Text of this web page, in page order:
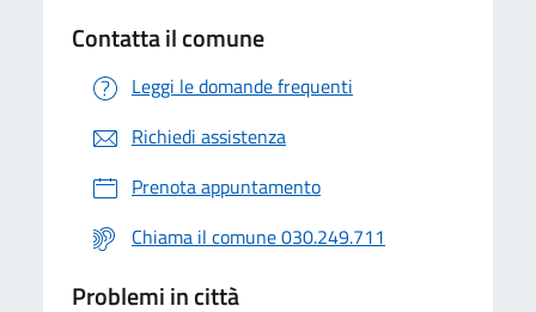
Contatta il comune
Leggi le domande frequenti
Richiedi assistenza
Prenota appuntamento
Chiama il comune 030.249.711
Problemi in città